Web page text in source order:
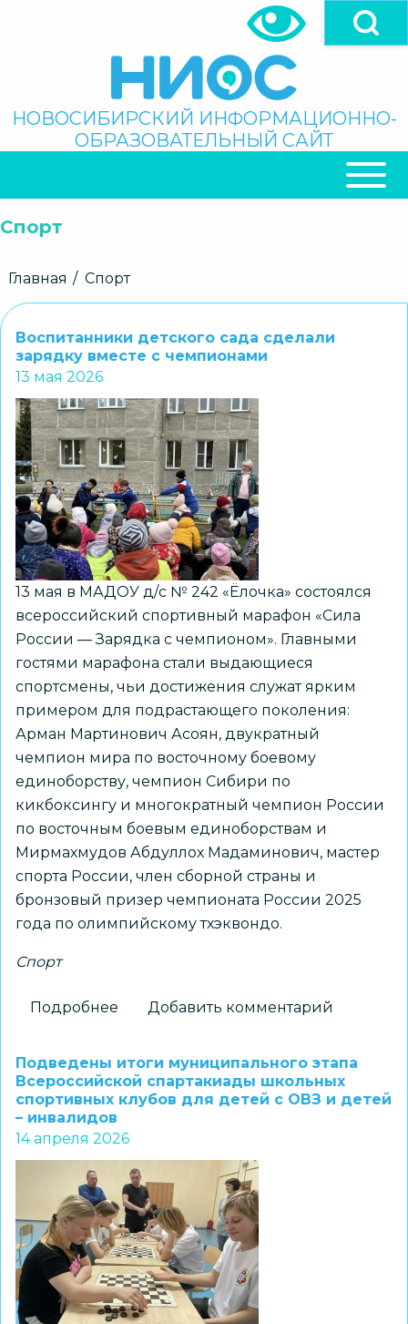
Поиск
НОВОСИБИРСКИЙ ИНФОРМАЦИОННО-
ОБРАЗОВАТЕЛЬНЫЙ САЙТ
НАВИГАЦИЯ
Спорт
Строка
Главная Спорт
Воспитанники детского сада сделали
зарядку вместе с чемпионами
13 мая 2026
13 мая в МАДОУ д/с № 242 «Ёлочка» состоялся
всероссийский спортивный марафон «Сила
России — Зарядка с чемпионом». Главными
гостями марафона стали выдающиеся
спортсмены, чьи достижения служат ярким
примером для подрастающего поколения:
Арман Мартинович Асоян, двукратный
чемпион мира по восточному боевому
единоборству, чемпион Сибири по
кикбоксингу и многократный чемпион России
по восточным боевым единоборствам и
Мирмахмудов Абдуллох Мадаминович, мастер
спорта России, член сборной страны и
бронзовый призер чемпионата России 2025
года по олимпийскому тхэквондо.
Спорт
Подробнее
сада
сделали
вместе
чемпионами
Добавить комментарий
Подведены итоги муниципального этапа
Всероссийской спартакиады школьных
спортивных клубов для детей с ОВЗ и детей
– инвалидов
14 апреля 2026